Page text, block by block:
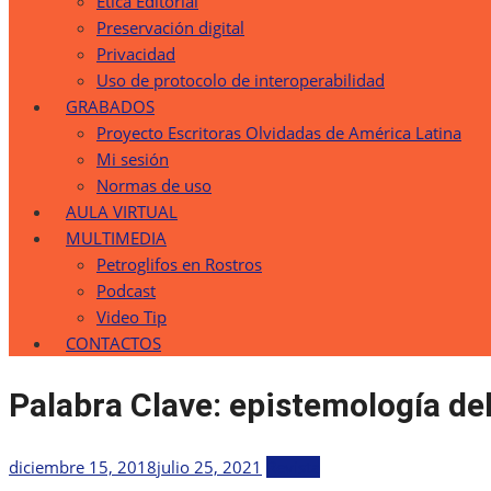
Preservación digital
Privacidad
Uso de protocolo de interoperabilidad
GRABADOS
Proyecto Escritoras Olvidadas de América Latina
Mi sesión
Normas de uso
AULA VIRTUAL
MULTIMEDIA
Petroglifos en Rostros
Podcast
Video Tip
CONTACTOS
Palabra Clave: epistemología
Publicada
diciembre 15, 2018julio 25, 2021